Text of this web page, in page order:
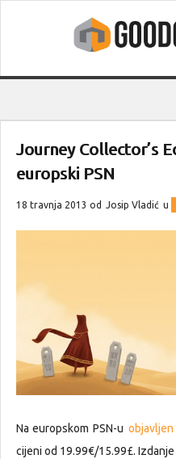
Journey Collector’s
europski PSN
18 travnja 2013 od Josip Vladić u
Na europskom PSN-u objavljen
cijeni od 19.99€/15.99£.